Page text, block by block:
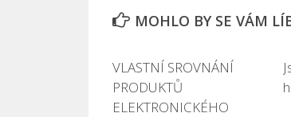
MOHLO BY SE VÁM
VLASTNÍ SROVNÁNÍ
PRODUKTŮ
ELEKTRONICKÉHO